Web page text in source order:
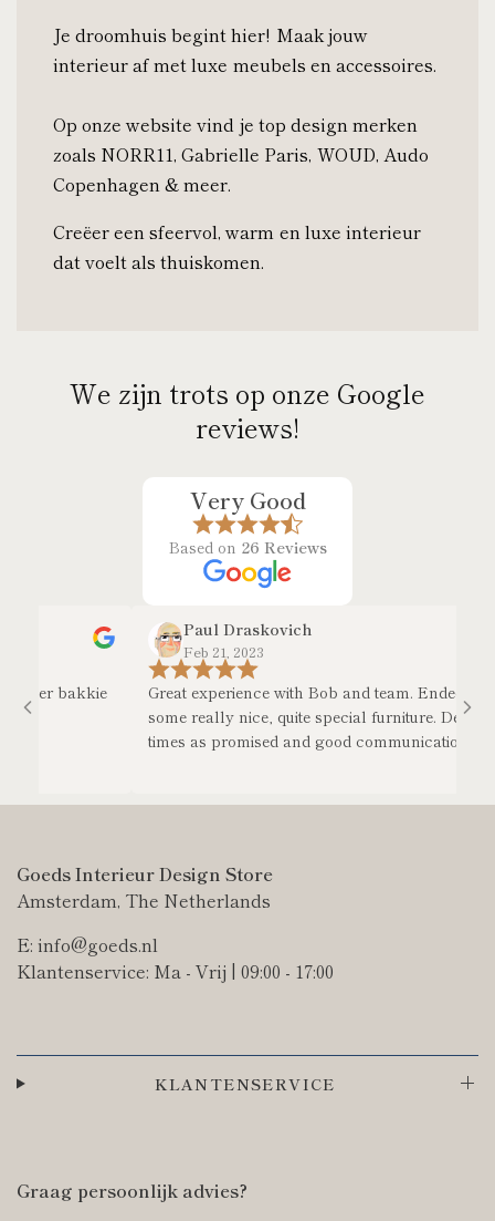
Je droomhuis begint hier! Maak jouw
interieur af met luxe meubels en accessoires.
Op onze website vind je top design merken
zoals NORR11, Gabrielle Paris, WOUD, Audo
Copenhagen & meer.
Creëer een sfeervol, warm en luxe interieur
dat voelt als thuiskomen.
We zijn trots op onze Google
reviews!
Very Good
Based on 26 Reviews
bakkie
Paul Draskovich
Feb 21, 2023
Great experience with Bob and team. Ended up with
some really nice, quite special furniture. Delivery
times as promised and good communication.
Goeds Interieur Design Store
Amsterdam, The Netherlands
E: info@goeds.nl
Klantenservice: Ma - Vrij | 09:00 - 17:00
KLANTENSERVICE
Graag persoonlijk advies?